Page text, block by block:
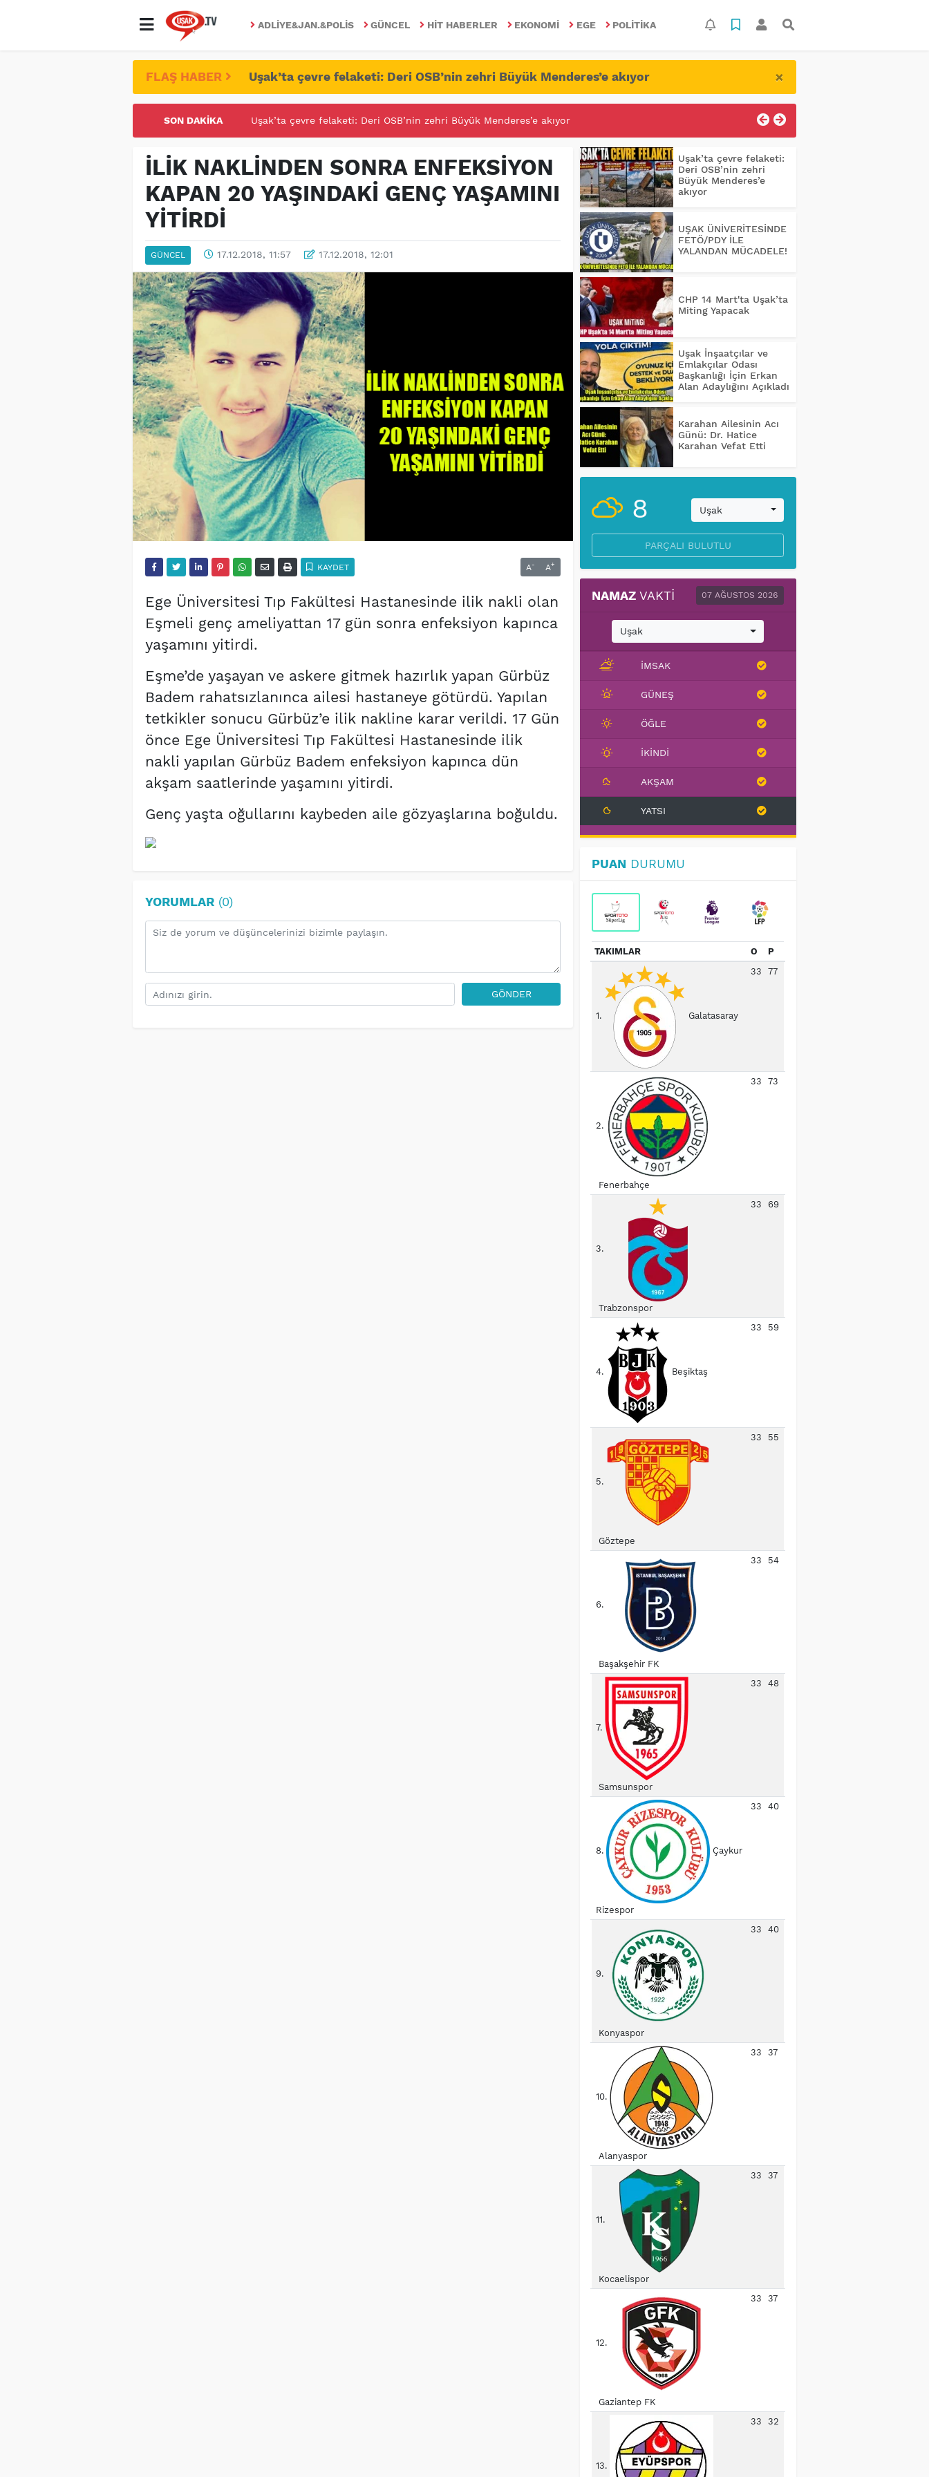
ADLIYE&JAN.&POLIS GÜNCEL HIT HABERLER EKONOMI EGE POLITIKA
FLAŞ HABER Uşak’ta çevre felaketi: Deri OSB’nin zehri Büyük Menderes’e akıyor ×
SON DAKIKA UŞAK ÜNİVERİTESİNDE FETÖ/PDY İLE YALANDAN MÜCADELE!
İLİK NAKLİNDEN SONRA ENFEKSİYON
KAPAN 20 YAŞINDAKİ GENÇ YAŞAMINI
YİTİRDİ
GÜNCEL 17.12.2018, 11:57 17.12.2018, 12:01
KAYDET A- A+
Ege Üniversitesi Tıp Fakültesi Hastanesinde ilik nakli olan
Eşmeli genç ameliyattan 17 gün sonra enfeksiyon kapınca
yaşamını yitirdi.
Eşme’de yaşayan ve askere gitmek hazırlık yapan Gürbüz
Badem rahatsızlanınca ailesi hastaneye götürdü. Yapılan
tetkikler sonucu Gürbüz’e ilik nakline karar verildi. 17 Gün
önce Ege Üniversitesi Tıp Fakültesi Hastanesinde ilik
nakli yapılan Gürbüz Badem enfeksiyon kapınca dün
akşam saatlerinde yaşamını yitirdi.
Genç yaşta oğullarını kaybeden aile gözyaşlarına boğuldu.
YORUMLAR(0)
GÖNDER
Uşak’ta çevre felaketi:
Deri OSB’nin zehri
Büyük Menderes’e
akıyor
UŞAK ÜNİVERİTESİNDE
FETÖ/PDY İLE
YALANDAN MÜCADELE!
CHP 14 Mart'ta Uşak’ta
Miting Yapacak
Uşak İnşaatçılar ve
Emlakçılar Odası
Başkanlığı İçin Erkan
Alan Adaylığını Açıkladı
Karahan Ailesinin Acı
Günü: Dr. Hatice
Karahan Vefat Etti
8 Uşak
PARÇALI BULUTLU
NAMAZ VAKTI 07 AĞUSTOS 2026
Uşak
İMSAK
GÜNEŞ
ÖĞLE
İKINDI
AKŞAM
YATSI
PUAN DURUMU
TAKIMLAR O P
1. Galatasaray
33 77
2.
Fenerbahçe
33 73
3.
Trabzonspor
33 69
4. Beşiktaş
33 59
5.
Göztepe
33 55
6.
Başakşehir FK
33 54
7.
Samsunspor
33 48
8. Çaykur
Rizespor
33 40
9.
Konyaspor
33 40
10.
Alanyaspor
33 37
11.
Kocaelispor
33 37
12.
Gaziantep FK
33 37
13.
33 32